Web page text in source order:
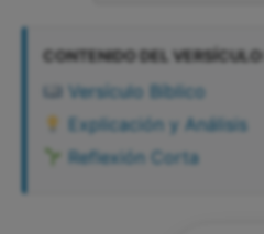
CONTENIDO DEL VERSÍCULO:
Versículo Bíblico
Explicación y Análisis
Reflexión Corta